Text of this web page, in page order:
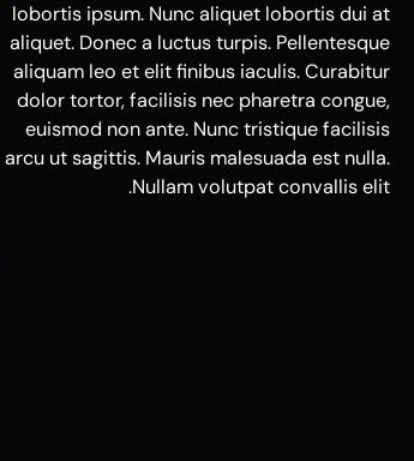
lobortis ipsum. Nunc aliquet lobortis dui at
aliquet. Donec a luctus turpis. Pellentesque
aliquam leo et elit finibus iaculis. Curabitur
dolor tortor, facilisis nec pharetra congue,
euismod non ante. Nunc tristique facilisis
arcu ut sagittis. Mauris malesuada est nulla.
Nullam volutpat convallis elit.